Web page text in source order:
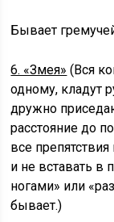
Бывает
6. «Змея» (Вся
одному, кладут
дружно
расстояние до
все
и не вставать в
ногами» или
бывает.)